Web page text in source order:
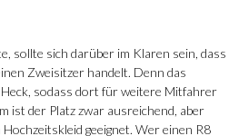
sollte sich darüber im Klaren sein, dass
Zweisitzer handelt. Denn das
sodass dort für weitere Mitfahrer
ist der Platz zwar ausreichend, aber
geeignet. Wer einen R8